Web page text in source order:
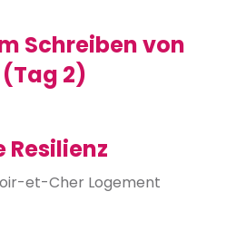
Schreiben von
2)
Resilienz
et-Cher Logement